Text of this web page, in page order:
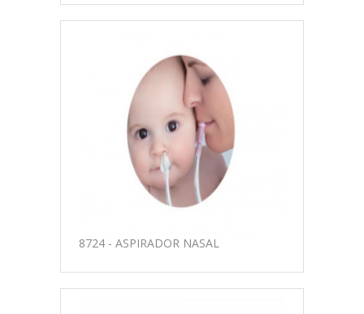
8724 - ASPIRADOR NASAL